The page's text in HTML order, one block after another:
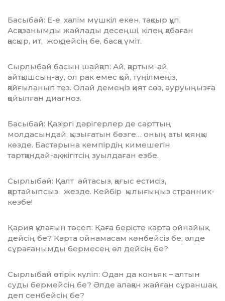
Басыбай: Е-е, халім мүшкіл екен, тақ­сыр құп.
Асқазанымды жайлады десеңші, кілең қабаған
қасқыр, ит, жоқ дейсің бе, басқа үміт.
Сырлыбай басын шайқап: Ай, қартым-ай,
айтқышсың-ау, ол рак емес қой, түңіл­ме­ңіз,
қайғыланып тез. Олай демеңіз қият сөз, ауруыңызға
қойылған диагноз.
Басыбай: Қазіргі дәрігерлер де сарттың
молдасындай, қызығатын бөзге… оның аты қияң­қы
көзде. Бастарына кемпірдің киме­ше­гін
тартқандай-ақ, жігітсің зуылдаған езбе.
Сырлыбай: Қалт айтасыз, қағыс ести­сіз,
қартайыпсыз, жезде. Кейбір қылы­ғыңыз странник-
кезбе!
Қария құлағын төсеп: Қаға берісте кар­та ойнайық
дейсің бе? Карта ойнамасам көнбейсіз бе, әлде
сұрағанымды бермесең өл дейсің бе?
Сырлыбай өтірік күліп: Одан да коньяк – алтын
суды бермейсің бе? Әлде алақан жайған сұраншақ
деп сенбейсің бе?